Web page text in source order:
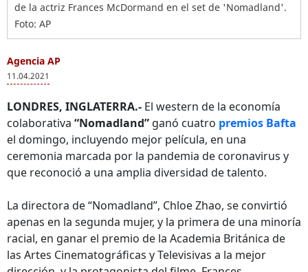
de la actriz Frances McDormand en el set de 'Nomadland'.
Foto: AP
Agencia AP
11.04.2021
LONDRES, INGLATERRA.- El western de la economía
colaborativa “Nomadland” ganó cuatro premios Bafta
el domingo, incluyendo mejor película, en una
ceremonia marcada por la pandemia de coronavirus y
que reconoció a una amplia diversidad de talento.
La directora de “Nomadland”, Chloe Zhao, se convirtió
apenas en la segunda mujer, y la primera de una minoría
racial, en ganar el premio de la Academia Británica de
las Artes Cinematográficas y Televisivas a la mejor